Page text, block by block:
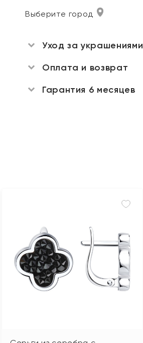
Выберите город
Уход за украшениями
Оплата и возврат
Гарантия 6 месяцев